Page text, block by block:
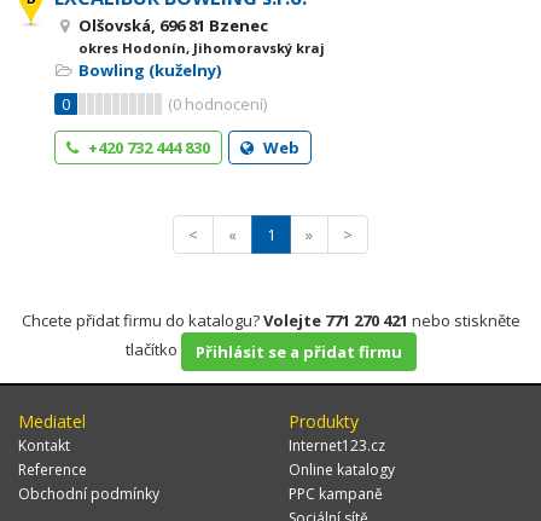
Olšovská, 696 81 Bzenec
okres Hodonín, Jihomoravský kraj
Bowling (kuželny)
0
(0 hodnocení)
+420 732 444 830
Web
< « 1 » >
Chcete přidat firmu do katalogu?Volejte 771 270 421 nebo stiskněte
tlačítko
Přihlásit se a přidat firmu
Mediatel
Kontakt
Reference
Obchodní podmínky
Produkty
Internet123.cz
Online katalogy
PPC kampaně